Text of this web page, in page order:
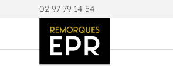
02 97 79 14 54